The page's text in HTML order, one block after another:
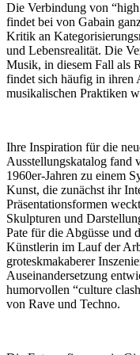
Die Verbindung von
findet bei von Gabain
Kritik an
und Lebensrealität. Die
Musik, in diesem Fall als
findet sich häufig in ihren
musikalischen Praktiken
Ihre Inspiration für die
Ausstellungskatalog fand
1960er-Jahren zu einem
Kunst, die zunächst ihr
Präsentationsformen
Skulpturen und
Pate für die Abgüsse und
Künstlerin im Lauf der
groteskmakaberer
Auseinandersetzung
humorvollen “culture
von Rave und Techno.